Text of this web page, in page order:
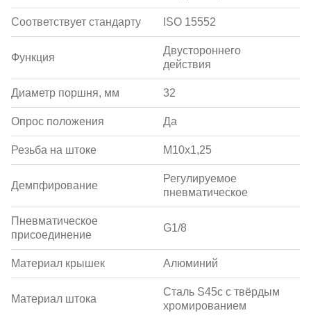
Соответствует стандарту ISO 15552
Функция
Двустороннего
действия
Диаметр поршня, мм 32
Опрос положения Да
Резьба на штоке M10x1,25
Демпфирование
Регулируемое
пневматическое
Пневматическое
присоединение
G1/8
Материал крышек Алюминий
Материал штока
Сталь S45c с твёрдым
хромированием